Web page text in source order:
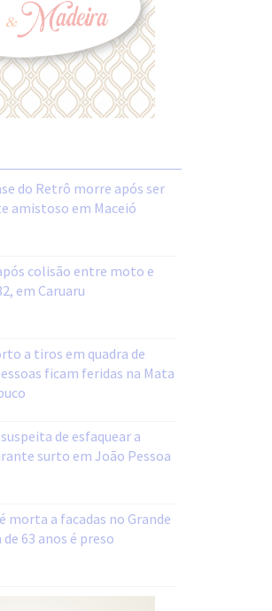
do Retrô morre após ser
amistoso em Maceió
colisão entre moto e
em Caruaru
a tiros em quadra de
ficam feridas na Mata
de esfaquear a
surto em João Pessoa
morta a facadas no Grande
63 anos é preso